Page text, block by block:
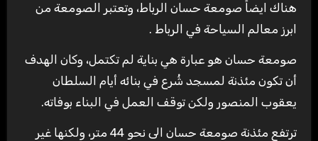
هناك ايضاً صومعة حسان الرباط، وتعتبر الصومعة من
ابرز معالم السياحة في الرباط .
صومعة حسان هو عبارة هي بناية لم تكتمل، وكان الهدف
أن تكون مئذنة لمسجد شُرع في بنائه أيام السلطان
يعقوب المنصور ولكن توقف العمل في البناء بوفاته.
ترتفع مئذنة صومعة حسان الى نحو 44 متر، ولكنها غير